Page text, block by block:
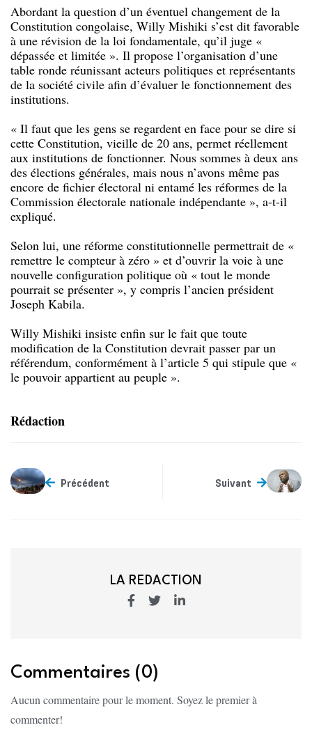
Abordant la question d’un éventuel changement de la
Constitution congolaise, Willy Mishiki s’est dit favorable
à une révision de la loi fondamentale, qu’il juge «
dépassée et limitée ». Il propose l’organisation d’une
table ronde réunissant acteurs politiques et représentants
de la société civile afin d’évaluer le fonctionnement des
institutions.
« Il faut que les gens se regardent en face pour se dire si
cette Constitution, vieille de 20 ans, permet réellement
aux institutions de fonctionner. Nous sommes à deux ans
des élections générales, mais nous n’avons même pas
encore de fichier électoral ni entamé les réformes de la
Commission électorale nationale indépendante », a-t-il
expliqué.
Selon lui, une réforme constitutionnelle permettrait de «
remettre le compteur à zéro » et d’ouvrir la voie à une
nouvelle configuration politique où « tout le monde
pourrait se présenter », y compris l’ancien président
Joseph Kabila.
Willy Mishiki insiste enfin sur le fait que toute
modification de la Constitution devrait passer par un
référendum, conformément à l’article 5 qui stipule que «
le pouvoir appartient au peuple ».
Rédaction
Précédent Suivant
LA REDACTION
Commentaires (0)
Aucun commentaire pour le moment. Soyez le premier à
commenter!